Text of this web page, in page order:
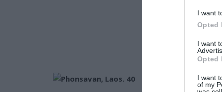
I want
Opted
I want
Opted
I want
of my